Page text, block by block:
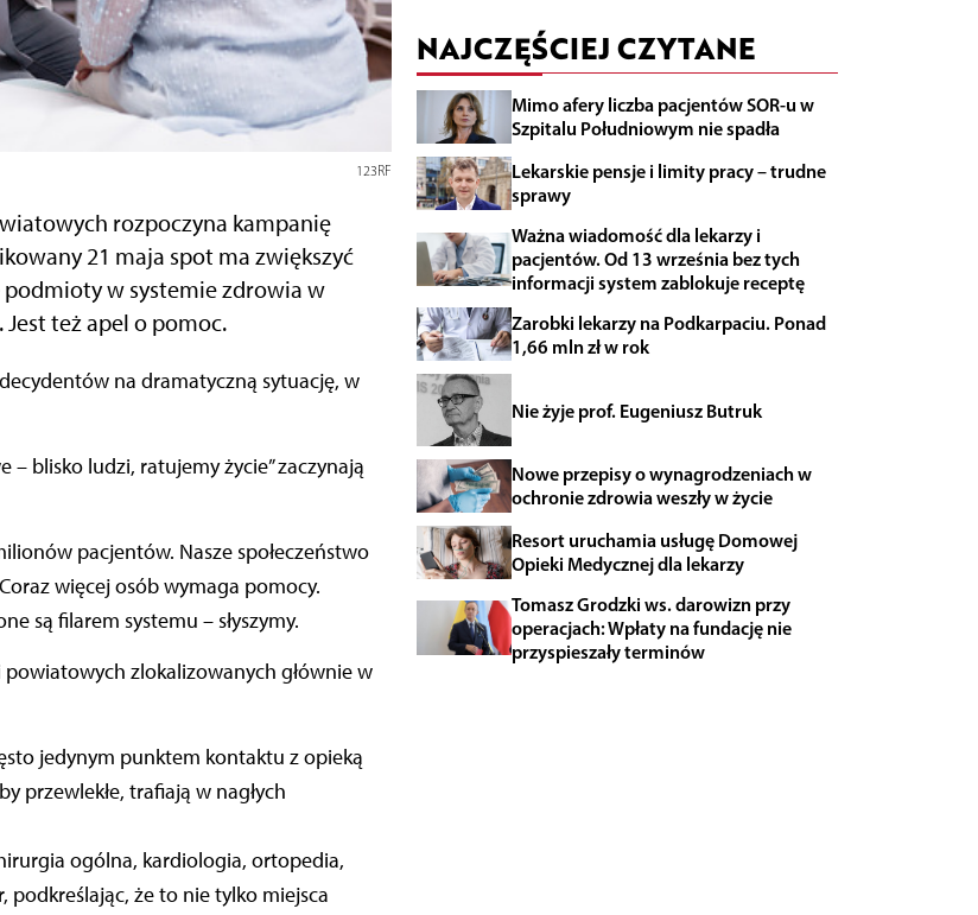
123RF
rozpoczyna kampanię
21 maja spot ma zwiększyć
podmioty w systemie zdrowia w
też apel o pomoc.
blisko ludzi, ratujemy życie” zaczynają
pacjentów. Nasze społeczeństwo
więcej osób wymaga pomocy.
są filarem systemu – słyszymy.
zlokalizowanych głównie w
jedynym punktem kontaktu z opieką
przewlekłe, trafiają w nagłych
ogólna, kardiologia, ortopedia,
że to nie tylko miejsca
NAJCZĘŚCIEJ CZYTANE
Mimo afery liczba pacjentów SOR-u w
Szpitalu Południowym nie spadła
Lekarskie pensje i limity pracy – trudne
sprawy
Ważna wiadomość dla lekarzy i
pacjentów. Od 13 września bez tych
informacji system zablokuje receptę
Zarobki lekarzy na Podkarpaciu. Ponad
1,66 mln zł w rok
Nie żyje prof. Eugeniusz Butruk
Nowe przepisy o wynagrodzeniach w
ochronie zdrowia weszły w życie
Resort uruchamia usługę Domowej
Opieki Medycznej dla lekarzy
Tomasz Grodzki ws. darowizn przy
operacjach: Wpłaty na fundację nie
przyspieszały terminów